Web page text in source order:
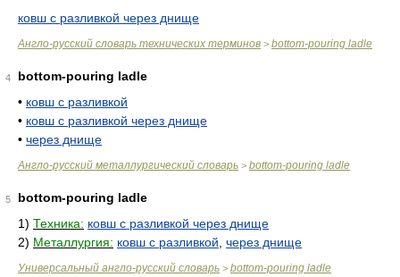
ковш с разливкой через днище
Англо-русский словарь технических терминов > bottom-pouring ladle
4
bottom-pouring ladle
• ковш с разливкой
• ковш с разливкой через днище
• через днище
Англо-русский металлургический словарь > bottom-pouring ladle
5
bottom-pouring ladle
1) Техника: ковш с разливкой через днище
2) Металлургия: ковш с разливкой через днище
Универсальный англо-русский словарь > bottom-pouring ladle